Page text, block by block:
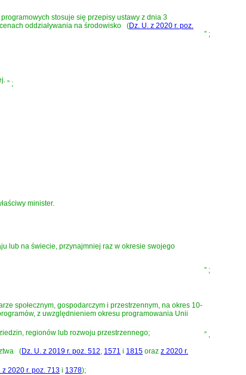
stosuje się przepisy ustawy z dnia 3
oddziaływania na środowisko
(Dz. U. z 2020 r. poz.
” ;
” ;
minister.
lub na świecie, przynajmniej raz w okresie swojego
” ;
społecznym, gospodarczym i przestrzennym, na okres 10-
z uwzględnieniem okresu programowania Unii
regionów lub rozwoju przestrzennego; ” ,
(Dz. U. z 2019 r. poz. 512, 1571 i 1815 oraz z 2020 r.
z 2020 r. poz. 713 i 1378);